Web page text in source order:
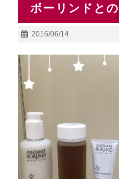
ボーリンドと
2016/06/14